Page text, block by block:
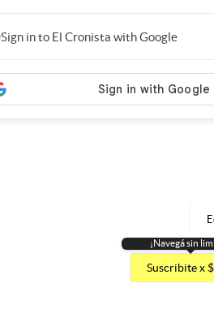
¡Navegá sin
Suscribite x
Sign in to El Cronista with Google